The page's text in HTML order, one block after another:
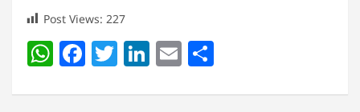
Post Views: 227
W
at
F
c
T
itt
Li
k
E
ai ar